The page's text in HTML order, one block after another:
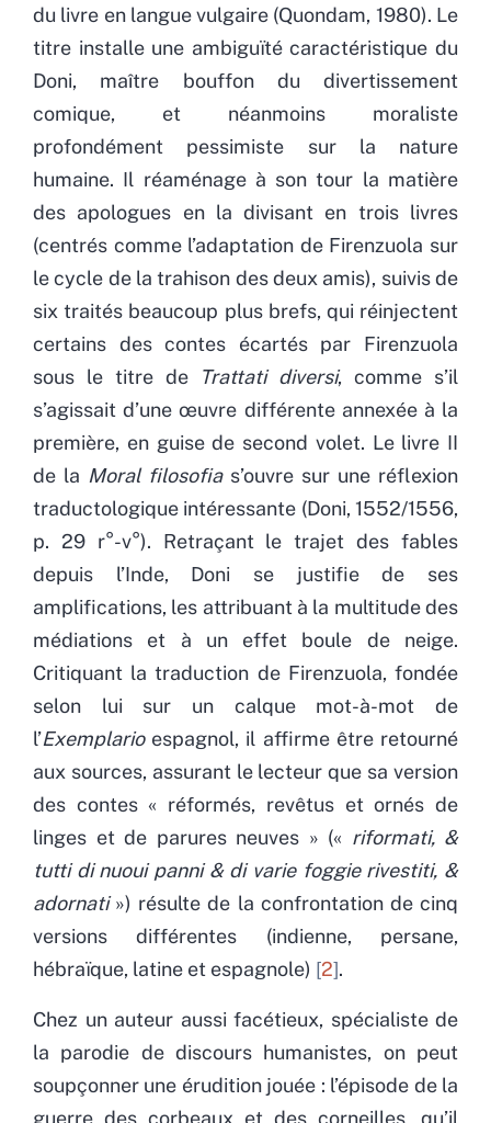
du livre en langue vulgaire (Quondam, 1980). Le
titre installe une ambiguïté caractéristique du
Doni, maître bouffon du divertissement
comique, et néanmoins moraliste
profondément pessimiste sur la nature
humaine. Il réaménage à son tour la matière
des apologues en la divisant en trois livres
(centrés comme l’adaptation de Firenzuola sur
le cycle de la trahison des deux amis), suivis de
six traités beaucoup plus brefs, qui réinjectent
certains des contes écartés par Firenzuola
sous le titre de
Trattati diversi, comme s’il
s’agissait d’une œuvre différente annexée à la
première, en guise de second volet. Le livre II
de la Moral filosofias’ouvre sur une réflexion
traductologique intéressante (Doni, 1552/1556,
p. 29 r°-v°). Retraçant le trajet des fables
depuis l’Inde, Doni se justifie de ses
amplifications, les attribuant à la multitude des
médiations et à un effet boule de neige.
Critiquant la traduction de Firenzuola, fondée
selon lui sur un calque mot-à-mot de
l’Exemplario espagnol, il affirme être retourné
aux sources, assurant le lecteur que sa version
des contes « réformés, revêtus et ornés de
linges et de parures neuves » (« riformati, &
tutti di nuoui panni & di varie foggie rivestiti, &
adornati») résulte de la confrontation de cinq
versions différentes (indienne, persane,
hébraïque, latine et espagnole) 2 .
Chez un auteur aussi facétieux, spécialiste de
la parodie de discours humanistes, on peut
soupçonner une érudition jouée : l’épisode de la
guerre des corbeaux et des corneilles, qu’il